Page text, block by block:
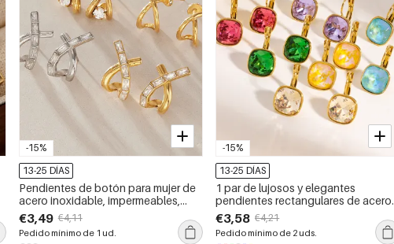
-15%
13-25 DÍAS
Pendientes de botón para mujer de
acero inoxidable, impermeables,
color dorado y con circonitas, de
forma irregular y resistentes al agua.
€3,49 €4,11
Pedido mínimo de 1 ud.
-15%
13-25 DÍAS
1 par de lujosos y elegantes
pendientes rectangulares de acero
inoxidable con circonitas resistentes
al agua para mujer.
€3,58 €4,21
Pedido mínimo de 2 uds.